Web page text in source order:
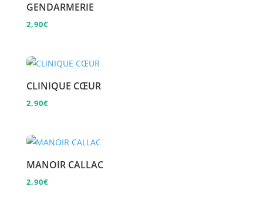
GENDARMERIE
2,90€
CLINIQUE CŒUR
2,90€
MANOIR CALLAC
2,90€